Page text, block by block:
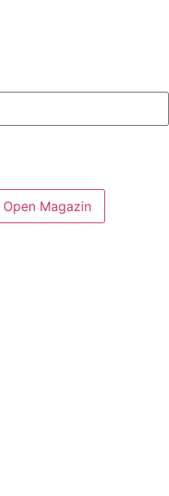
Open Magazin